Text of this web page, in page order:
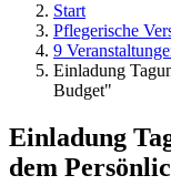
Start
Pflegerische
9
Einladung
Budget"
Einladung
dem